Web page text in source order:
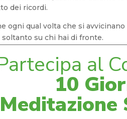
dei ricordi.
ogni qual volta che si
su chi hai di fronte.
al
10
Meditazione